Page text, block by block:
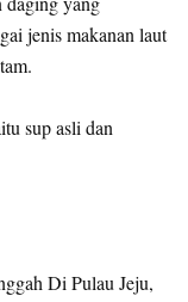
jenis makanan laut
sup asli dan